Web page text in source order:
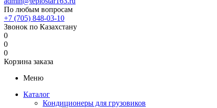
По любым вопросам
+7 (705) 848-03-10
Звонок по Казахстану
0
0
0
Корзина заказа
Меню
Каталог
Кондиционеры для грузовиков